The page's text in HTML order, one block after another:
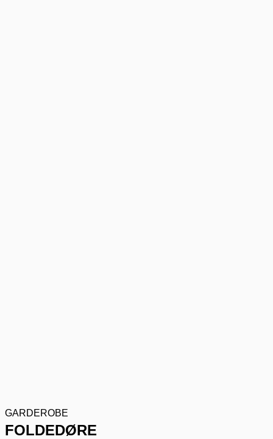
GARDEROBE
FOLDEDØRE